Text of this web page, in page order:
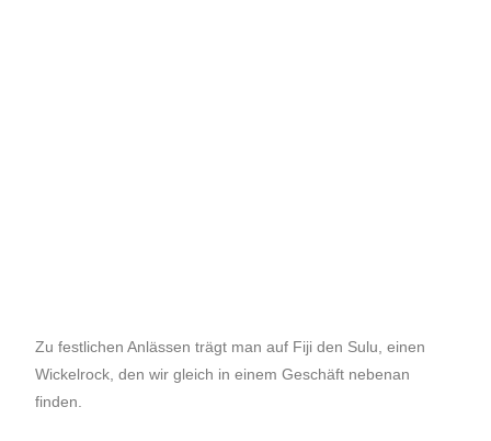
Zu festlichen Anlässen trägt man auf Fiji den Sulu, einen
Wickelrock, den wir gleich in einem Geschäft nebenan
finden.